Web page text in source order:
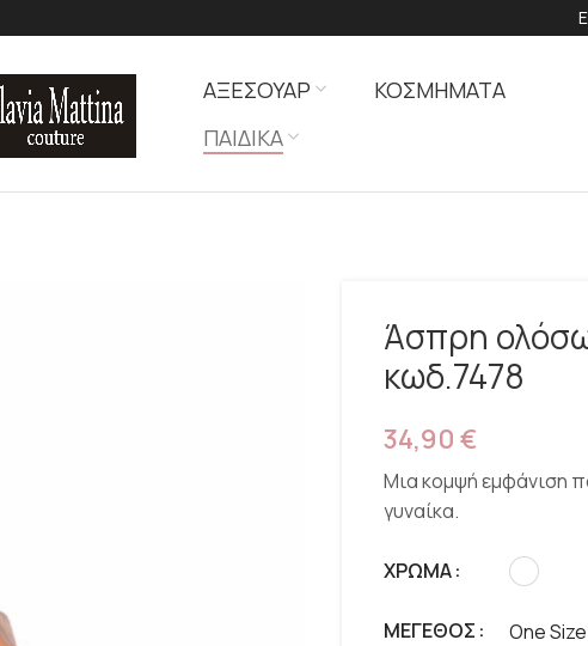
ΑΞΕΣΟΥΑΡ
ΚΟΣΜΗΜΑΤΑ
ΠΑΙΔΙΚΑ
Άσπρη
κωδ.7478
34,90 €
Μια κομψή εμφάνιση
γυναίκα.
ΧΡΩΜΑ
ΜΕΓΕΘΟΣ One Size